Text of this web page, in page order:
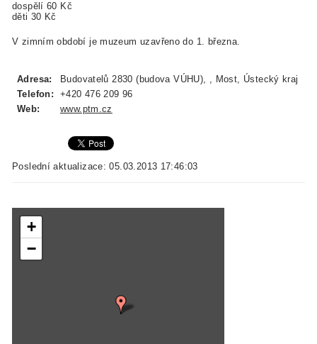
dospělí 60 Kč
děti 30 Kč
V zimním období je muzeum uzavřeno do 1. března.
Adresa:
Budovatelů 2830 (budova VÚHU), , Most, Ústecký kraj
Telefon:
+420 476 209 96
Web:
www.ptm.cz
Poslední aktualizace: 05.03.2013 17:46:03
+
−